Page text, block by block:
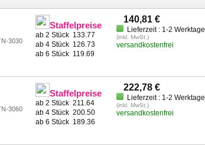
3030
Staffelpreise
ab 2 Stück 133.77
ab 4 Stück 126.73
ab 6 Stück 119.69
140,81 €
Lieferzeit : 1-2 Werktage
(inkl. MwSt.)
versandkostenfrei
3060
Staffelpreise
ab 2 Stück211.64
ab 4 Stück200.50
ab 6 Stück 189.36
222,78 €
Lieferzeit : 1-2 Werktage
(inkl. MwSt.)
versandkostenfrei